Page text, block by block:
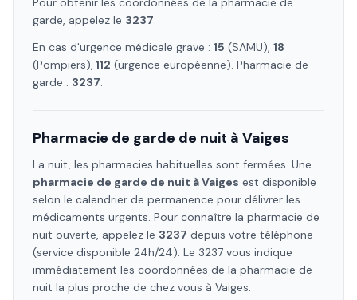
garde, appelez le 3237.
En cas d'urgence médicale grave : 15 (SAMU), 18
(Pompiers), 112 (urgence européenne). Pharmacie de
garde : 3237.
Pharmacie de garde de nuit à Vaiges
La nuit, les pharmacies habituelles sont fermées. Une
pharmacie de garde de nuit àVaiges est disponible
selon le calendrier de permanence pour délivrer les
médicaments urgents. Pour connaître la pharmacie de
nuit ouverte, appelez le 3237 depuis votre téléphone
(service disponible 24h/24). Le 3237 vous indique
immédiatement les coordonnées de la pharmacie de
nuit la plus proche de chez vous à Vaiges.